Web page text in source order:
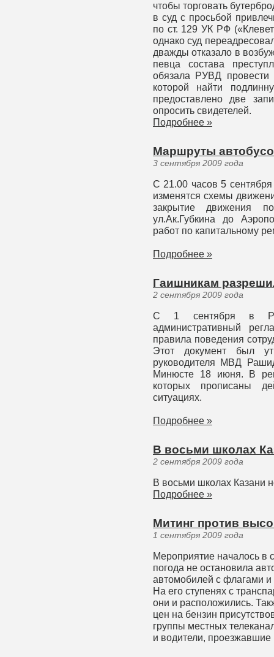
чтобы торговать
в суд с просьбой
по ст. 129 УК РФ
однако суд
дважды отказало в
певца состава
обязала РУВД провести
которой найти
предоставлено две
опросить свидетелей.
Подробнее »
Маршруты
3 сентября 2009 года
С 21.00 часов 5
изменятся схемы
закрытие движения
ул.Ак.Губкина до
работ по капитальному
Подробнее »
Гаишникам
2 сентября 2009 года
С 1 сентября в
административный
правила поведения
Этот документ был
руководителя МВД
Минюсте 18 июня. В
которых прописаны
ситуациях.
Подробнее »
В восьми школах
2 сентября 2009 года
В восьми школах Казани
Подробнее »
Митинг против
1 сентября 2009 года
Мероприятие началось в
погода не остановила
автомобилей с флагами и
На его ступенях с
они и расположились.
цен на бензин
группы местных
и водители,